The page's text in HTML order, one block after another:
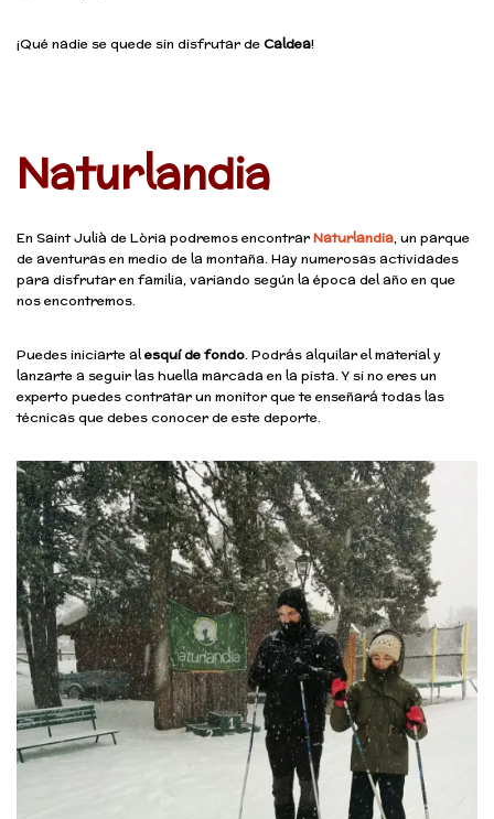
¡Qué nadie se quede sin disfrutar deCaldea!
Naturlandia
En Saint Julià de Lòria podremos encontrarNaturlandia, un parque
de aventuras en medio de la montaña. Hay numerosas actividades
para disfrutar en familia, variando según la época del año en que
nos encontremos.
Puedes iniciarte alesquí de fondo. Podrás alquilar el material y
lanzarte a seguir las huella marcada en la pista. Y si no eres un
experto puedes contratar un monitor que te enseñará todas las
técnicas que debes conocer de este deporte.